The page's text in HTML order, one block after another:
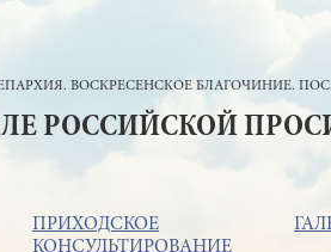
ВОСКРЕСЕНСКОЕ БЛАГОЧИНИЕ.
РОССИЙСКОЙ
ПРИХОДСКОЕ
КОНСУЛЬТИРОВАНИЕ